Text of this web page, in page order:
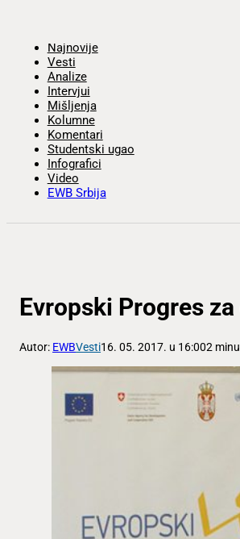
Najnovije
Vesti
Analize
Intervjui
Mišljenja
Kolumne
Komentari
Studentski ugao
Infografici
Video
EWB Srbija
Evropski Progres
Autor: EWBVesti16. 05. 2017. u 16:002